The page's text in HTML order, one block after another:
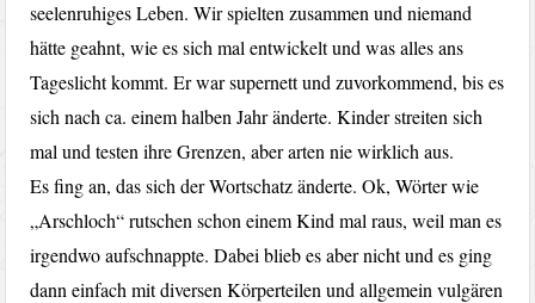
seelenruhiges Leben. Wir spielten zusammen und niemand
hätte geahnt, wie es sich mal entwickelt und was alles ans
Tageslicht kommt. Er war supernett und zuvorkommend, bis es
sich nach ca. einem halben Jahr änderte. Kinder streiten sich
mal und testen ihre Grenzen, aber arten nie wirklich aus.
Es fing an, das sich der Wortschatz änderte. Ok, Wörter wie
„Arschloch“ rutschen schon einem Kind mal raus, weil man es
irgendwo aufschnappte. Dabei blieb es aber nicht und es ging
dann einfach mit diversen Körperteilen und allgemein vulgären